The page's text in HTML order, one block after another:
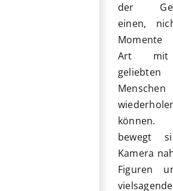
der
einen,
Art mit
geliebten
Menschen
können.
bewegt
Kamera
Figuren
vielsagende